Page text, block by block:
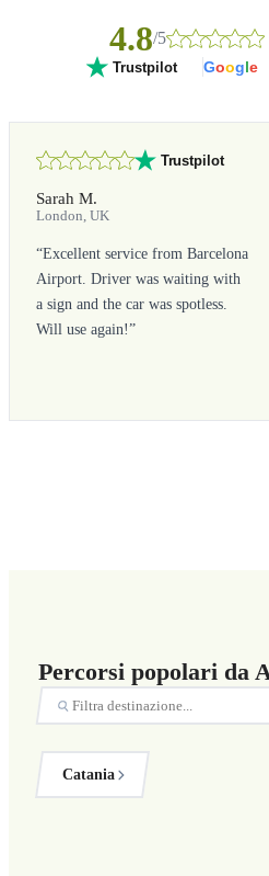
4.8/5
Trustpilot Google
Trustpilot
Sarah M.
London, UK
“Excellent service from Barcelona
Airport. Driver was waiting with
a sign and the car was spotless.
Will use again!”
Percorsi popolari da
Catania